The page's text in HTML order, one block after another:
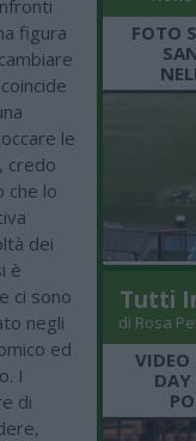
figura
le
credo
che lo
dei
è
ci sono
negli
ed
I
di
FOTO
Tutti
di Rosa
VIDEO
DAY